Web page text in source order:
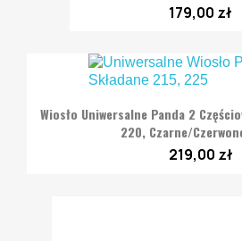
179,00 zł
Wiosło Uniwersalne Panda 2
220, Czarne/
219,00 zł